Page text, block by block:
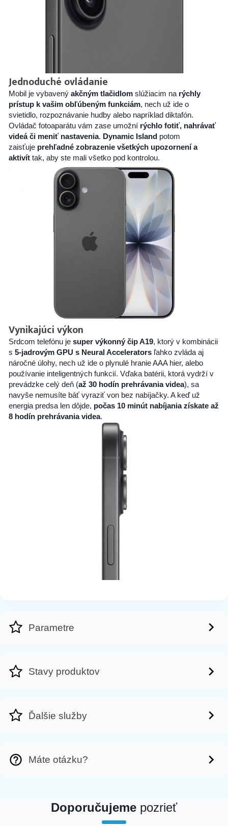
Jednoduché ovládanie
Mobil je vybavený akčným tlačidlom slúžiacim narýchly
prístup k vašim obľúbeným funkciám, nech už ide o
svietidlo, rozpoznávanie hudby alebo napríklad diktafón.
Ovládač fotoaparátu vám zase umožnírýchlo fotiť, nahrávať
videá či meniť nastavenia. Dynamic Island potom
zaisťujeprehľadné zobrazenie všetkých upozornení a
aktivít tak, aby ste mali všetko pod kontrolou.
Vynikajúci výkon
Srdcom telefónu je super výkonný čip A19, ktorý v kombinácii
s 5-jadrovým GPU s Neural Acceleratorsľahko zvláda aj
náročné úlohy, nech už ide o plynulé hranie AAA hier, alebo
používanie inteligentných funkcií. Vďaka batérii, ktorá vydrží v
prevádzke celý deň (až 30 hodín prehrávania videa), sa
navyše nemusíte báť vyraziť von bez nabíjačky. A keď už
energia predsa len dôjde, počas 10 minút nabíjania získate až
8 hodín prehrávania videa.
Parametre
Stavy produktov
Ďalšie služby
Máte otázku?
Doporučujeme pozrieť